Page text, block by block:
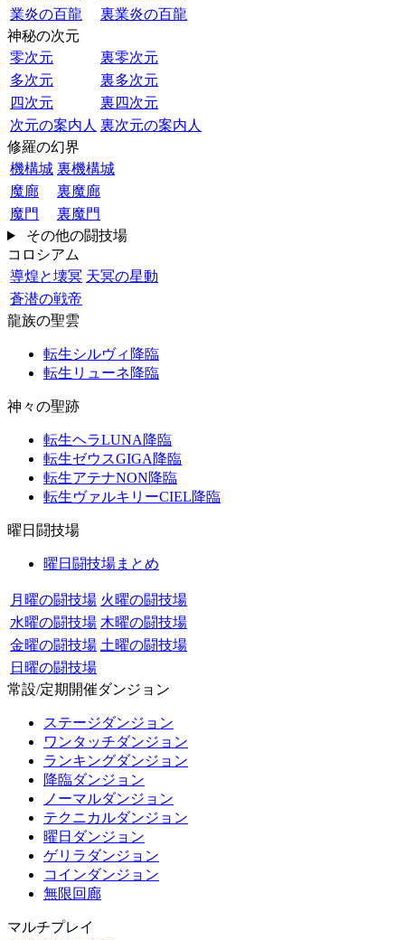
業炎の百龍
裏業炎の百龍
神秘の次元
零次元
裏零次元
多次元
裏多次元
四次元
裏四次元
次元の案内人 裏次元の案内人
修羅の幻界
機構城 裏機構城
魔廊
裏魔廊
魔門
裏魔門
その他の闘技場
コロシアム
導煌と壊冥 天冥の星動
蒼潜の戦帝
龍族の聖雲
転生シルヴィ降臨
転生リューネ降臨
神々の聖跡
転生ヘラLUNA降臨
転生ゼウスGIGA降臨
転生アテナNON降臨
転生ヴァルキリーCIEL降臨
曜日闘技場
曜日闘技場まとめ
月曜の闘技場 火曜の闘技場
水曜の闘技場 木曜の闘技場
金曜の闘技場 土曜の闘技場
日曜の闘技場
常設/定期開催ダンジョン
ステージダンジョン
ワンタッチダンジョン
ランキングダンジョン
降臨ダンジョン
ノーマルダンジョン
テクニカルダンジョン
曜日ダンジョン
ゲリラダンジョン
コインダンジョン
無限回廊
マルチプレイ